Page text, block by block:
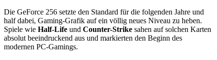
Die GeForce 256 setzte den Standard für die folgenden Jahre und
half dabei, Gaming-Grafik auf ein völlig neues Niveau zu heben.
Spiele wie Half-Life und Counter-Strike sahen auf solchen Karten
absolut beeindruckend aus und markierten den Beginn des
modernen PC-Gamings.